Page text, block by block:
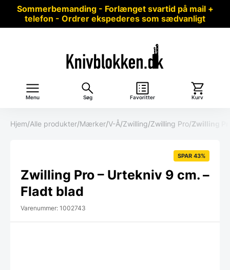
Sommerbemanding - Forlænget svartid på mail +
telefon - Ordrer ekspederes som sædvanligt
Menu Søg Favoritter Kurv
Hjem/Alle produkter/Mærker/V-Å/Zwilling/Zwilling Pro/Zwilling
SPAR 43%
Zwilling Pro – Urtekniv 9 cm. –
Fladt blad
Varenummer: 1002743